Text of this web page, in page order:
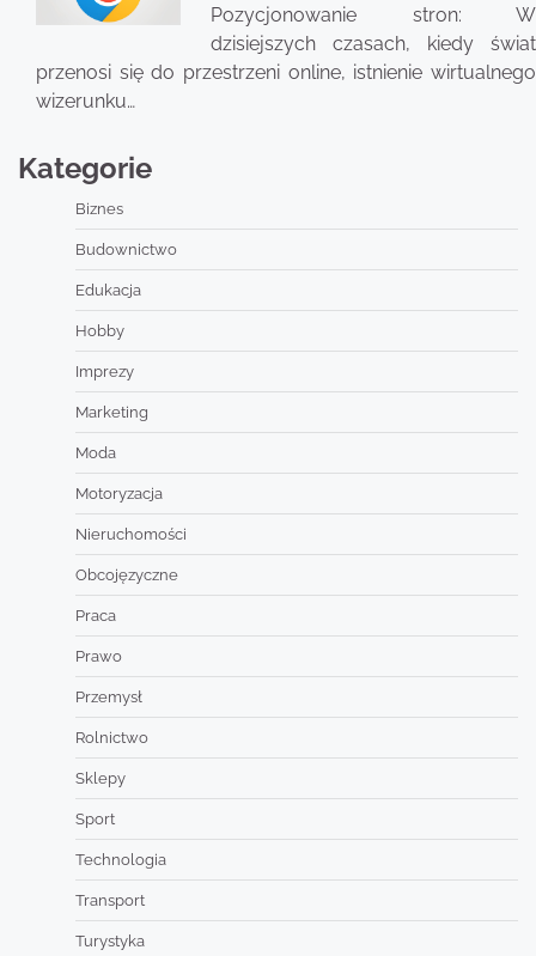
Pozycjonowanie stron: W
dzisiejszych czasach, kiedy świat
przenosi się do przestrzeni online, istnienie wirtualnego
wizerunku…
Kategorie
Biznes
Budownictwo
Edukacja
Hobby
Imprezy
Marketing
Moda
Motoryzacja
Nieruchomości
Obcojęzyczne
Praca
Prawo
Przemysł
Rolnictwo
Sklepy
Sport
Technologia
Transport
Turystyka